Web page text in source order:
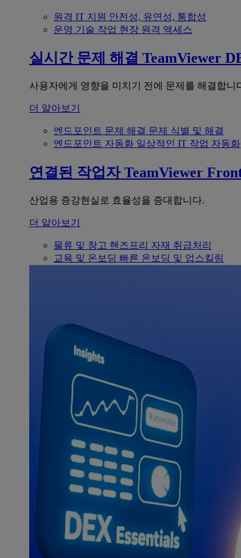
원격 IT 지원 안전성, 유연성, 통합성
운영 기술 작업 현장 원격 액세스
실시간 문제 해결 TeamViewer
사용자에게 영향을 미치기 전에 문제를 해결합니
더 알아보기
엔드포인트 문제 해결 문제 식별 및 해결
엔드포인트 자동화 일상적인 IT 작업 자동화
연결된 작업자 TeamViewer
산업용 증강현실로 효율성을 증대합니다.
더 알아보기
물류 및 창고 핸즈프리 자재 취급처리
교육 및 온보딩 빠른 온보딩 및 업스킬링